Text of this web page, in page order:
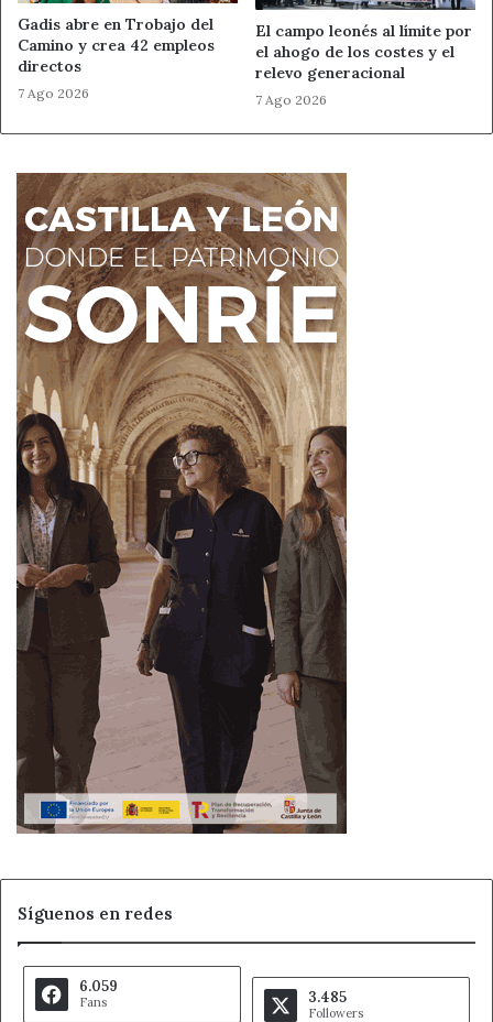
Ahora León Noticias de León
vacuna contra la Covid-19
Gadis abre en Trobajo del
Camino y crea 42 empleos
directos
7 Ago 2026
El campo leonés al límite por
el ahogo de los costes y el
relevo generacional
7 Ago 2026
Síguenos en redes
6.059
Fans 3.485
Followers